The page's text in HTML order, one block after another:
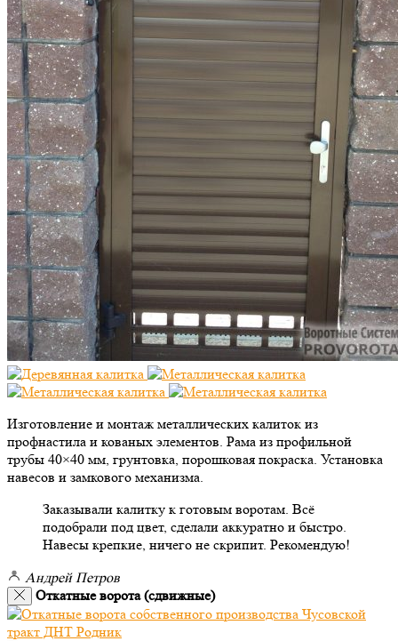
Изготовление и монтаж металлических калиток из
профнастила и кованых элементов. Рама из профильной
трубы 40×40 мм, грунтовка, порошковая покраска. Установка
навесов и замкового механизма.
Заказывали калитку к готовым воротам. Всё
подобрали под цвет, сделали аккуратно и быстро.
Навесы крепкие, ничего не скрипит. Рекомендую!
Андрей Петров
Откатные ворота (сдвижные)